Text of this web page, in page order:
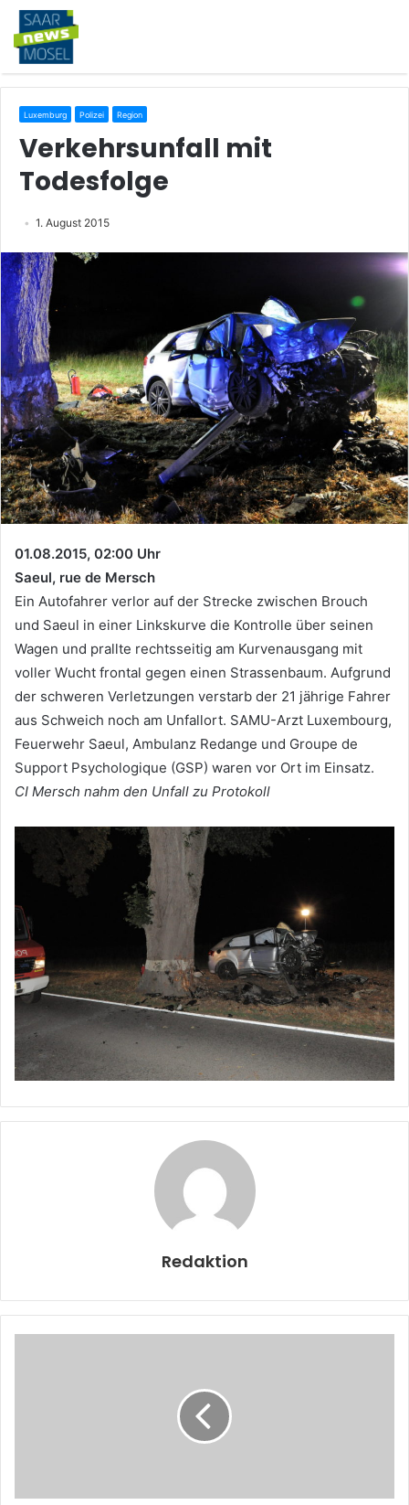
Luxemburg Polizei Region
Verkehrsunfall mit
Todesfolge
1. August 2015
01.08.2015, 02:00 Uhr
Saeul, rue de Mersch
Ein Autofahrer verlor auf der Strecke zwischen Brouch
und Saeul in einer Linkskurve die Kontrolle über seinen
Wagen und prallte rechtsseitig am Kurvenausgang mit
voller Wucht frontal gegen einen Strassenbaum. Aufgrund
der schweren Verletzungen verstarb der 21 jährige Fahrer
aus Schweich noch am Unfallort. SAMU-Arzt Luxembourg,
Feuerwehr Saeul, Ambulanz Redange und Groupe de
Support Psychologique (GSP) waren vor Ort im Einsatz.
CI Mersch nahm den Unfall zu Protokoll
Redaktion